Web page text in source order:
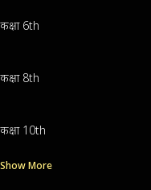
कक्षा 6th
कक्षा 8th
कक्षा 10th
Show More